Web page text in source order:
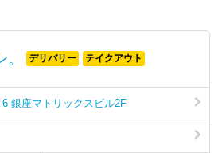
デリバリー テイクアウト
銀座マトリックスビル2F